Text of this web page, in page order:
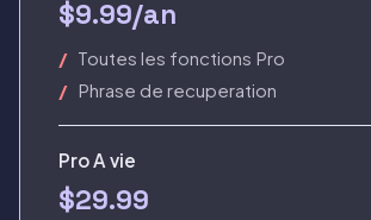
$9.99/an
Toutes les fonctions Pro
Phrase de recuperation
Pro A vie
$29.99